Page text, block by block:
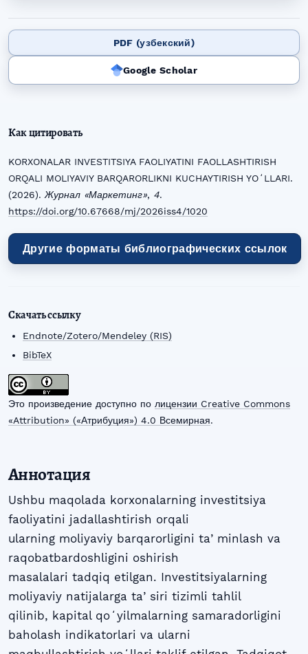
PDF (узбекский)
Google Scholar
Как цитировать
KORXONALAR INVESTITSIYA FAOLIYATINI FAOLLASHTIRISH
ORQALI MOLIYAVIY BARQARORLIKNI KUCHAYTIRISH YOʻLLARI.
(2026). Журнал «Маркетинг», 4.
https://doi.org/10.67668/mj/2026iss4/1020
Другие форматы библиографических ссылок
Скачать ссылку
Endnote/Zotero/Mendeley (RIS)
BibTeX
Это произведение доступно по лицензии Creative Commons
«Attribution» («Атрибуция») 4.0 Всемирная.
Аннотация
Ushbu maqolada korxonalarning investitsiya
faoliyatini jadallashtirish orqali
ularning moliyaviy barqarorligini taʼminlash va
raqobatbardoshligini oshirish
masalalari tadqiq etilgan. Investitsiyalarning
moliyaviy natijalarga taʼsiri tizimli tahlil
qilinib, kapital qoʻyilmalarning samaradorligini
baholash indikatorlari va ularni